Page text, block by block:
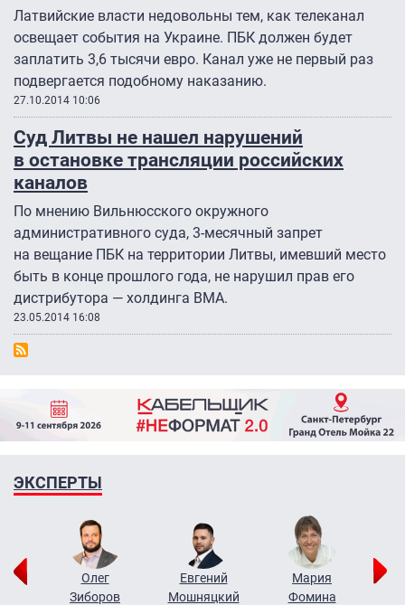
Латвийские власти недовольны тем, как телеканал
освещает события на Украине. ПБК должен будет
заплатить 3,6 тысячи евро. Канал уже не первый раз
подвергается подобному наказанию.
27.10.2014 10:06
Суд Литвы не нашел нарушений
в остановке трансляции российских
каналов
По мнению Вильнюсского окружного
административного суда, 3-месячный запрет
на вещание ПБК на территории Литвы, имевший место
быть в конце прошлого года, не нарушил прав его
дистрибутора — холдинга BMA.
23.05.2014 16:08
ЭКСПЕРТЫ
Олег
Зиборов
Евгений
Мошняцкий
Мария
Фомина